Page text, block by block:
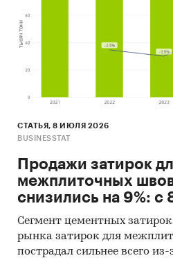
СТАТЬЯ, 8 ИЮЛЯ 2026
BUSINESSTAT
Продажи затирок
межплиточных
снизились на 9%: с
Сегмент цементных
рынка затирок для
пострадал сильнее всего